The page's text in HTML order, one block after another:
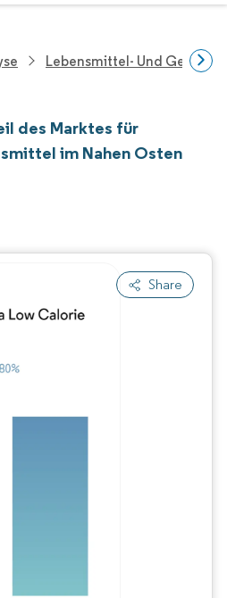
Lebensmittel- Und
des Marktes für
im Nahen Osten
Share